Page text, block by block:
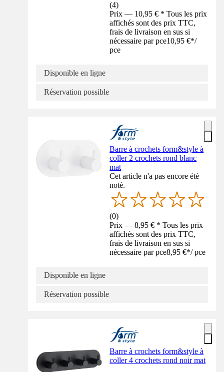
(4)
Prix — 10,95 € * Tous les prix
affichés sont des prix TTC,
frais de livraison en sus si
nécessaire par pce10,95 €*/
pce
Disponible en ligne
Réservation possible
Barre à crochets form&style à
coller 2 crochets rond blanc
mat
Cet article n'a pas encore été
noté.
(0)
Prix — 8,95 € * Tous les prix
affichés sont des prix TTC,
frais de livraison en sus si
nécessaire par pce8,95 €*/ pce
Disponible en ligne
Réservation possible
Barre à crochets form&style à
coller 4 crochets rond noir mat